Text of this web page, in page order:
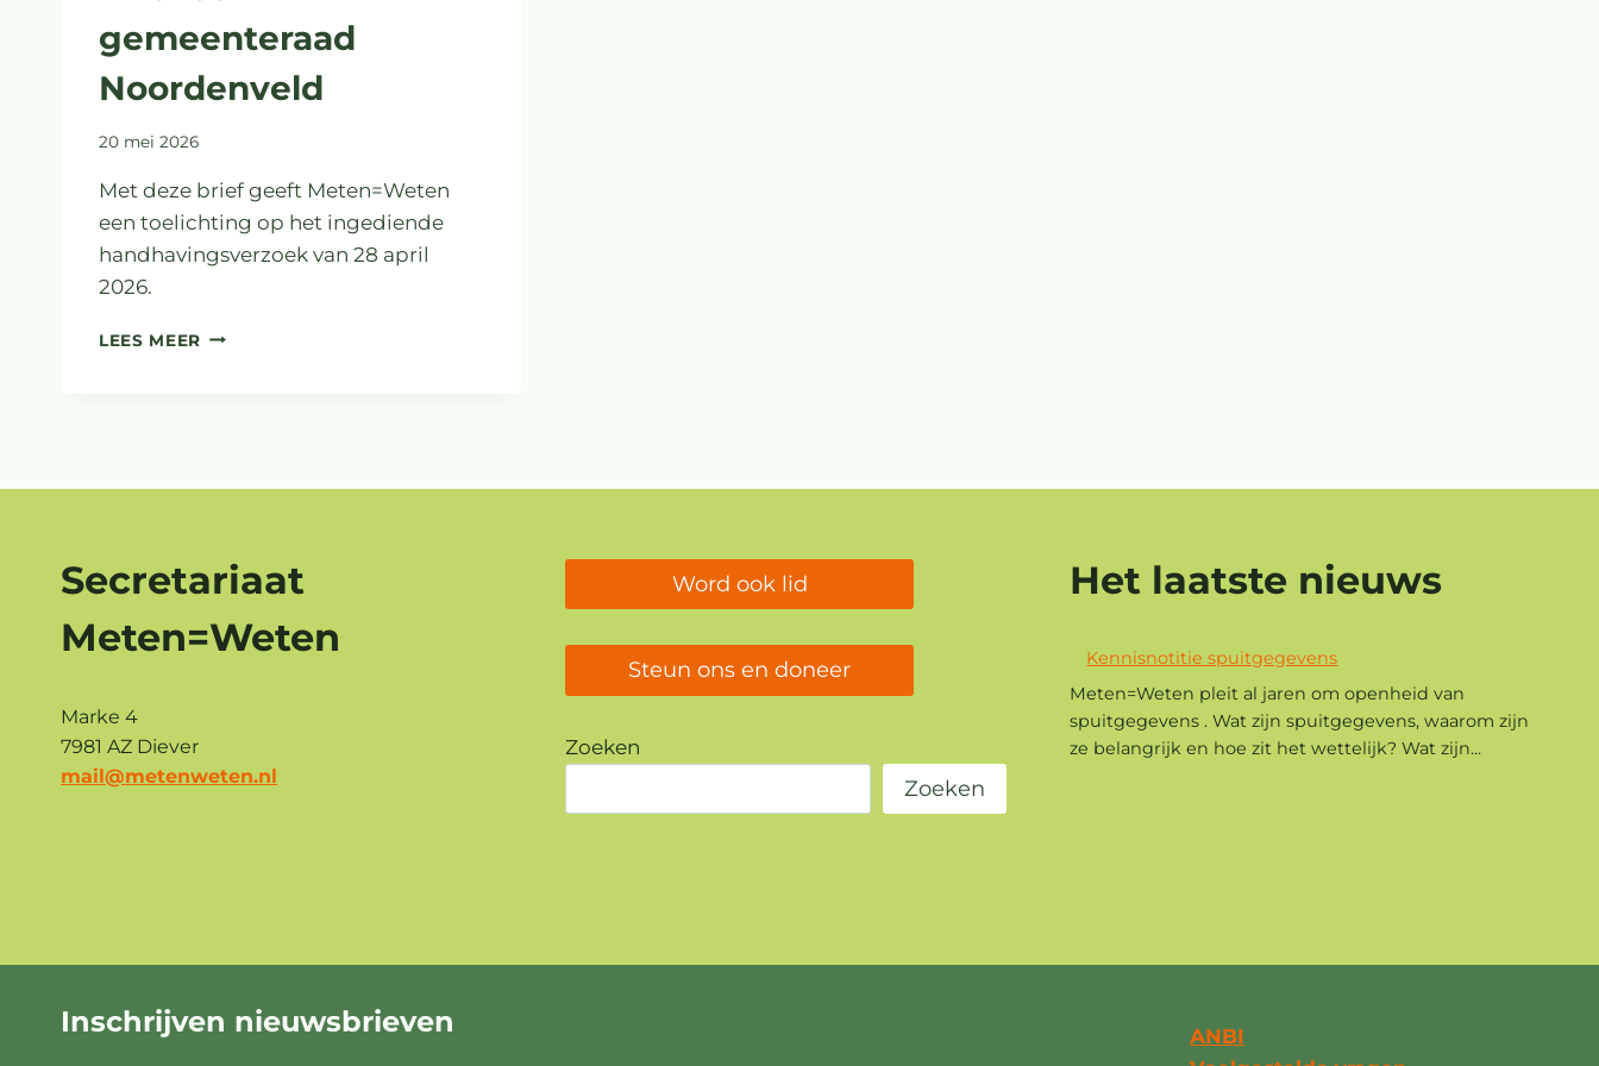
gemeenteraad
Noordenveld
20 mei 2026
Met deze brief geeft Meten=Weten
een toelichting op het ingediende
handhavingsverzoek van 28 april
2026.
LEES MEER BRIEF
Secretariaat
Meten=Weten
Marke 4
7981 AZ Diever
mail@metenweten.nl
Word ook lid
Steun ons en doneer
Zoeken
Zoeken
Het laatste nieuws
Kennisnotitie spuitgegevens
Meten=Weten pleit al jaren om openheid van
spuitgegevens . Wat zijn spuitgegevens, waarom zijn
ze belangrijk en hoe zit het wettelijk? Wat zijn...
Inschrijven nieuwsbrieven
ANBI